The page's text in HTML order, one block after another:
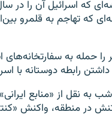
که تهاجم به قلمرو
را حمله به
رابطه دوستانه با
به نقل از «منابع
در منطقه، واکنش